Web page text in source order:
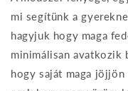
mi segítünk a
hagyjuk hogy maga
minimálisan avatkozik
hogy saját maga jöjjön